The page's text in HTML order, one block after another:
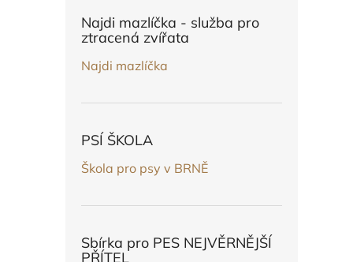
Najdi mazlíčka - služba pro
ztracená zvířata
Najdi mazlíčka
PSÍ ŠKOLA
Škola pro psy v BRNĚ
Sbírka pro PES NEJVĚRNĚJŠÍ
PŘÍTEL